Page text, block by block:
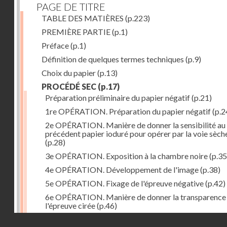
PAGE DE TITRE
TABLE DES MATIÈRES (p.223)
PREMIÈRE PARTIE(p.1)
Préface(p.1)
Définition de quelques termes techniques (p.9)
Choix du papier(p.13)
PROCÉDÉ SEC (p.17)
Préparation préliminaire du papier négatif(p.21)
1re OPÉRATION. Préparation du papier négatif
2e OPÉRATION. Manière de donner la sensibilité au
précédent papier ioduré pour opérer par la voie
(p.28)
3e OPÉRATION. Exposition à la chambre noire
4e OPÉRATION. Développement de l'image(p.38)
5e OPÉRATION. Fixage de l'épreuve négative(p.42)
6e OPÉRATION. Manière de donner la transparence
l'épreuve cirée(p.46)